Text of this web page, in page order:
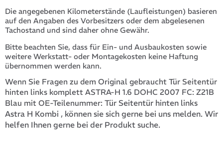
Die angegebenen Kilometerstände (Laufleistungen) basieren
auf den Angaben des Vorbesitzers oder dem abgelesenen
Tachostand und sind daher ohne Gewähr.
Bitte beachten Sie, dass für Ein- und Ausbaukosten sowie
weitere Werkstatt- oder Montagekosten keine Haftung
übernommen werden kann.
Wenn Sie Fragen zu dem Original gebraucht Tür Seitentür
hinten links komplett ASTRA-H 1.6 DOHC 2007 FC: Z21B
Blau mit OE-Teilenummer: Tür Seitentür hinten links
Astra H Kombi , können sie sich gerne bei uns melden. Wir
helfen Ihnen gerne bei der Produkt suche.